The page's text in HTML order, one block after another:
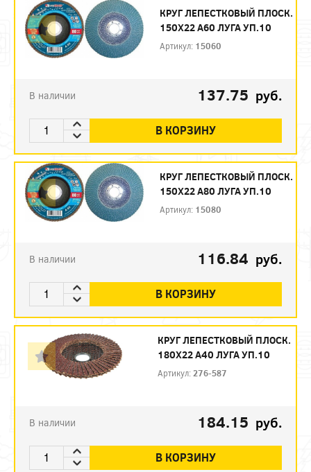
КРУГ ЛЕПЕСТКОВЫЙ ПЛОСК.
150Х22 А60 ЛУГА УП.10
Артикул: 15060
В наличии 137.75 руб.
В КОРЗИНУ
КРУГ ЛЕПЕСТКОВЫЙ ПЛОСК.
150Х22 А80 ЛУГА УП.10
Артикул: 15080
В наличии 116.84 руб.
В КОРЗИНУ
КРУГ ЛЕПЕСТКОВЫЙ ПЛОСК.
180Х22 А40 ЛУГА УП.10
Артикул: 276-587
В наличии 184.15 руб.
В КОРЗИНУ